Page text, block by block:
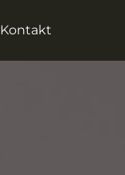
Kontakt